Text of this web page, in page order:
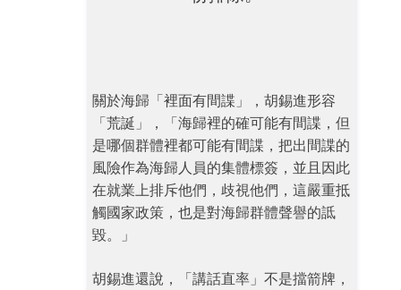
關於海歸「裡面有間諜」，胡錫進形容
「荒誕」，「海歸裡的確可能有間諜，但
是哪個群體裡都可能有間諜，把出間諜的
風險作為海歸人員的集體標簽，並且因此
在就業上排斥他們，歧視他們，這嚴重抵
觸國家政策，也是對海歸群體聲譽的詆
毀。」
胡錫進還說，「講話直率」不是擋箭牌，